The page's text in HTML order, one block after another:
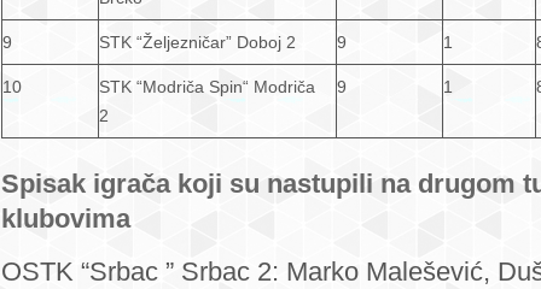
9 STK “Željezničar” Doboj 2 9 1
10
STK “Modriča Spin“ Modriča
2
9 1
Spisak igrača koji su nastupili na drugom
klubovima
OSTK “Srbac ” Srbac 2: Marko Malešević,